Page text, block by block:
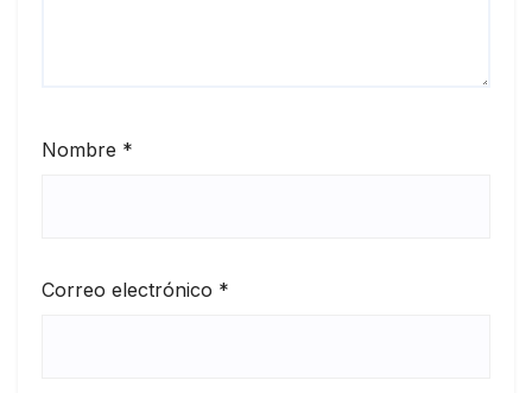
Nombre *
Correo electrónico *